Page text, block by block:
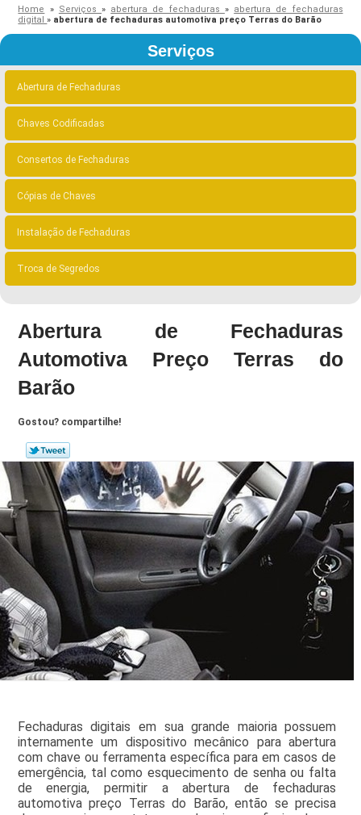
Home » Serviços» abertura de fechaduras » abertura de fechaduras
digital» abertura de fechaduras automotiva preço Terras do Barão
Serviços
Abertura de Fechaduras
Chaves Codificadas
Consertos de Fechaduras
Cópias de Chaves
Instalação de Fechaduras
Troca de Segredos
Abertura de Fechaduras
Automotiva Preço Terras do
Barão
Gostou? compartilhe!
Fechaduras digitais em sua grande maioria possuem
internamente um dispositivo mecânico para abertura
com chave ou ferramenta específica para em casos de
emergência, tal como esquecimento de senha ou falta
de energia, permitir a abertura de fechaduras
automotiva preço Terras do Barão, então se precisa